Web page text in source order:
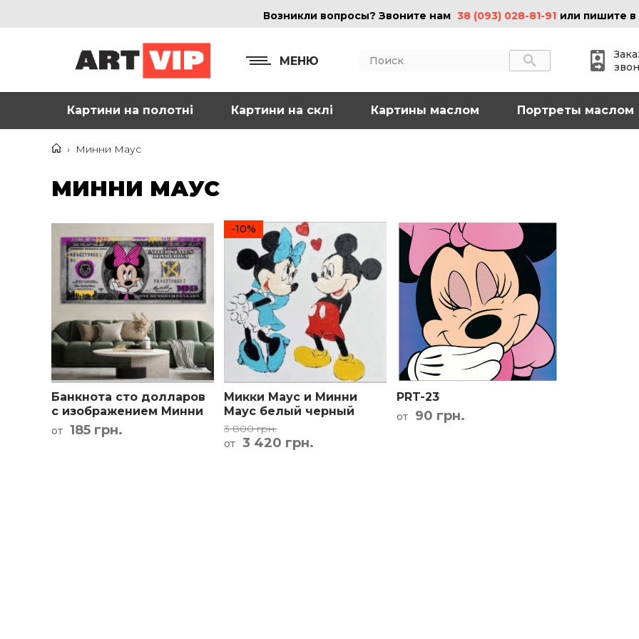
Возникли вопросы? Звоните нам 38 (093) 028-81-91 или пишите в
МЕНЮ
Картини на полотні Картини на склі Картины маслом Портреты маслом
› Минни Маус
МИННИ МАУС
Банкнота сто долларов
с изображением Минни
Маус картина в детскую
от 185 грн.
-10%
Микки Маус и Минни
Маус белый черный
красный желтый синий
3 800 грн.
от 3 420 грн.
PRT-23
от 90 грн.
КОНТАКТЫ
Адрес
г. Харьков, ул.
Смольная 32 (3 этаж),
м. Спортивная
Карта проезда
ИНФОРМАЦИЯ
Доставка и возврат
Контакты